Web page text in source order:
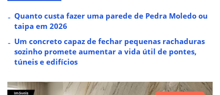
Quanto custa fazer uma parede de Pedra Moledo ou
taipa em 2026
Um concreto capaz de fechar pequenas rachaduras
sozinho promete aumentar a vida útil de pontes,
túneis e edifícios